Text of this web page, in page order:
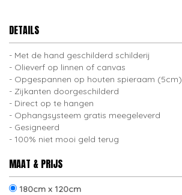
DETAILS
Met de hand geschilderd schilderij
Olieverf op linnen of canvas
Opgespannen op houten spieraam (5cm)
Zijkanten doorgeschilderd
Direct op te hangen
Ophangsysteem gratis meegeleverd
Gesigneerd
100% niet mooi geld terug
MAAT & PRIJS
180cm x 120cm